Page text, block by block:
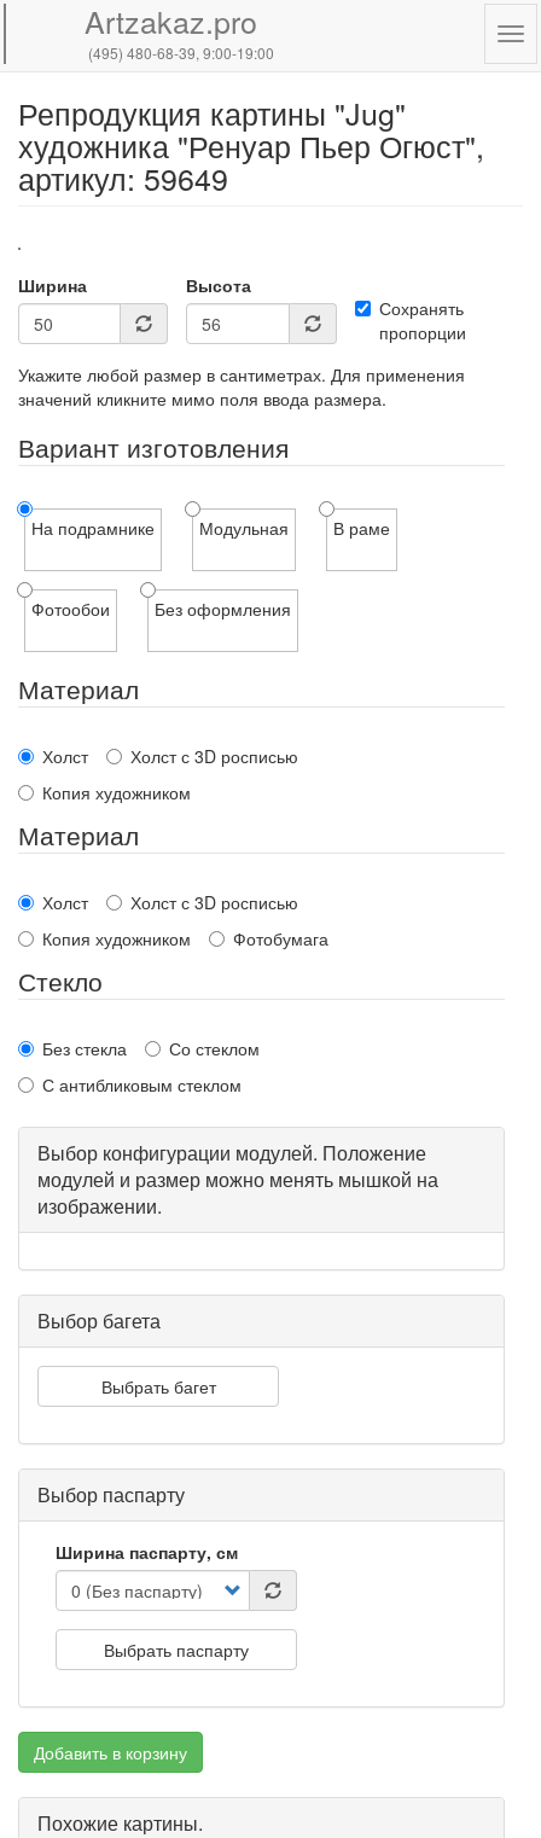
Перейти
основному
содержанию
Artzakaz.pro
(495) 480-68-39, 9:00-19:00
Репродукция картины "Jug"
художника "Ренуар Пьер Огюст",
артикул: 59649
Ширина
Высота
Сохранять
пропорции
Укажите любой размер в сантиметрах. Для применения
значений кликните мимо поля ввода размера.
Вариант изготовления
На подрамнике Модульная В раме
Фотообои Без оформления
Материал
Холст
Холст с 3D росписью
Копия художником
Материал
Холст
Холст с 3D росписью
Копия художником
Фотобумага
Стекло
Без стекла
Со стеклом
С антибликовым стеклом
Выбор конфигурации модулей. Положение
модулей и размер можно менять мышкой на
изображении.
Выбор багета
Выбрать багет
Выбор паспарту
Ширина паспарту, см
Выбрать паспарту
Добавить в корзину
Похожие картины.